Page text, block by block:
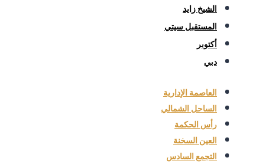
الشيخ زايد
المستقبل سيتي
أكتوبر
دبي
العاصمة الإدارية
الساحل الشمالي
رأس الحكمة
العين السخنة
التجمع السادس